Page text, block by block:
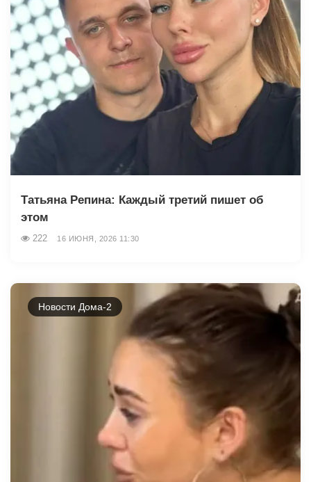
Татьяна Репина: Каждый третий пишет об
этом
222 16 ИЮНЯ, 2026 11:30
Новости Дома-2